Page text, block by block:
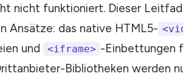
nicht funktioniert. Dieser
Ansätze: das native HTML5-
und
<iframe> -Einbettungen
Bibliotheken werden